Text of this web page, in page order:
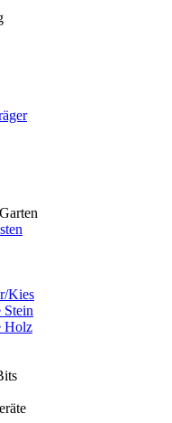
Kies
Stein
Holz